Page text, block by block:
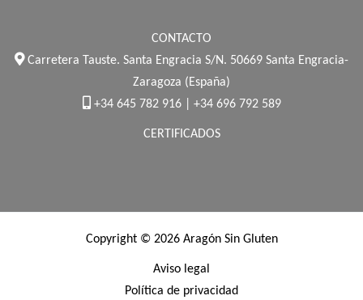
CONTACTO
Carretera Tauste. Santa Engracia S/N. 50669 Santa Engracia-
Zaragoza (España)
+34 645 782 916 | +34 696 792 589
CERTIFICADOS
Copyright © 2026 Aragón Sin Gluten
Aviso legal
Política de privacidad